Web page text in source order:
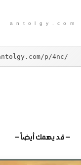
a n t o l g y . c o m
— قد يهمك أيضاً —